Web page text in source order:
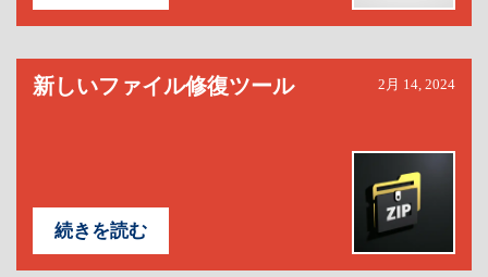
新しいファイル修復ツール 2月 14, 2024
続きを読む